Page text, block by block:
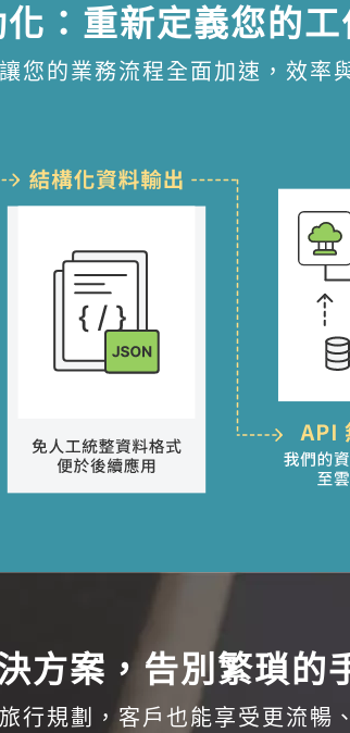
：重新定義您的
您的業務流程全面加速，效率
方案，告別繁瑣的
行規劃，客戶也能享受更流暢